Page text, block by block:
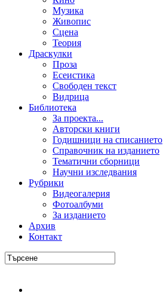
Музика
Живопис
Сцена
Теория
Драскулки
Проза
Есеистика
Свободен текст
Видрица
Библиотека
За проекта...
Авторски книги
Годишници на списанието
Справочник на изданието
Тематични сборници
Научни изследвания
Рубрики
Видеогалерия
Фотоалбуми
За изданието
Архив
Контакт